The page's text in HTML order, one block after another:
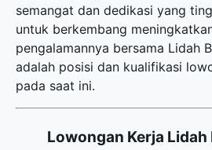
semangat dan dedikasi yang
untuk berkembang
pengalamannya bersama Lidah
adalah posisi dan kualifikasi
pada saat ini.
Lowongan Kerja Lidah